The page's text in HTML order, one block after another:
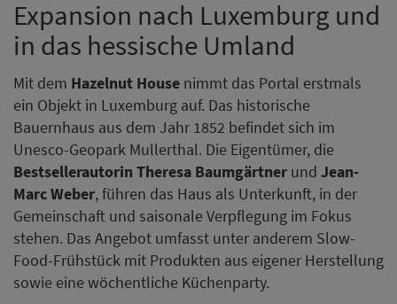
Expansion nach Luxemburg und
in das hessische Umland
Mit dem Hazelnut House nimmt das Portal erstmals
ein Objekt in Luxemburg auf. Das historische
Bauernhaus aus dem Jahr 1852 befindet sich im
Unesco-Geopark Mullerthal. Die Eigentümer, die
Bestsellerautorin Theresa Baumgärtner und Jean-
Marc Weber, führen das Haus als Unterkunft, in der
Gemeinschaft und saisonale Verpflegung im Fokus
stehen. Das Angebot umfasst unter anderem Slow-
Food-Frühstück mit Produkten aus eigener Herstellung
sowie eine wöchentliche Küchenparty.